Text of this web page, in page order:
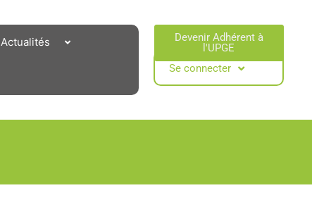
Actualités
Devenir Adhérent à
l'UPGE​
Se connecter